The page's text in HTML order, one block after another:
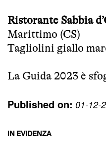
Ristorante Sabbia
Marittimo (CS)
Tagliolini giallo
La Guida 2023 è
Published on: 01-12-
IN EVIDENZA